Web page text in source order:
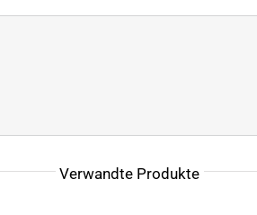
Verwandte Produkte